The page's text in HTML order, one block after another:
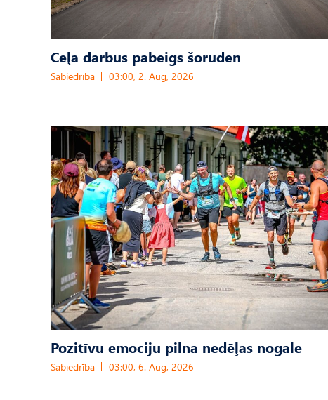
Ceļa darbus pabeigs šoruden
Sabiedrība 03:00, 2. Aug, 2026
Pozitīvu emociju pilna nedēļas nogale
Sabiedrība 03:00, 6. Aug, 2026